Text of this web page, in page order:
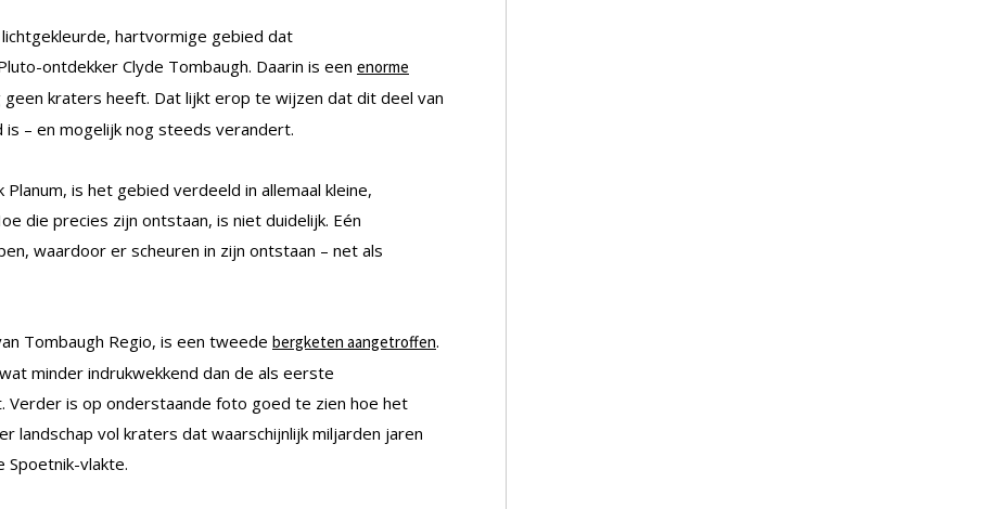
hartvormige gebied dat
ontdekker Clyde Tombaugh. Daarin is een enorme
geen kraters heeft. Dat lijkt erop te wijzen dat dit deel van
– en mogelijk nog steeds verandert.
is het gebied verdeeld in allemaal kleine,
die precies zijn ontstaan, is niet duidelijk. Eén
waardoor er scheuren in zijn ontstaan – net als
Tombaugh Regio, is een tweede bergketen aangetroffen.
minder indrukwekkend dan de als eerste
is op onderstaande foto goed te zien hoe het
landschap vol kraters dat waarschijnlijk miljarden jaren
Spoetnik-vlakte.